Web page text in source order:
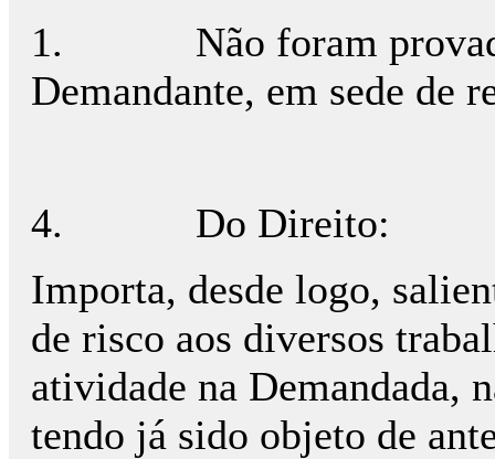
1.
Não foram
Demandante, em sede de
4.
Do Direito:
Importa, desde logo,
de risco aos diversos
atividade na Demandada,
tendo já sido objeto de